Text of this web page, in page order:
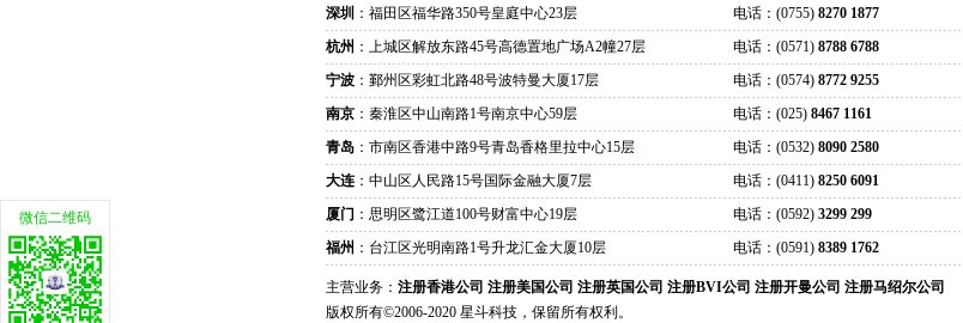
深圳 ：福田区福华路350号皇庭中心23层 电话：(0755) 8270 1877
杭州 ：上城区解放东路45号高德置地广场A2幢27层 电话：(0571) 8788 6788
宁波 ：鄞州区彩虹北路48号波特曼大厦17层 电话：(0574) 8772 9255
南京 ：秦淮区中山南路1号南京中心59层 电话：(025) 8467 1161
青岛 ：市南区香港中路9号青岛香格里拉中心15层 电话：(0532) 8090 2580
大连 ：中山区人民路15号国际金融大厦7层 电话：(0411) 8250 6091
厦门 ：思明区鹭江道100号财富中心19层 电话：(0592) 3299 299
福州 ：台江区光明南路1号升龙汇金大厦10层 电话：(0591) 8389 1762
主营业务： 注册香港公司 注册美国公司 注册英国公司 注册BVI公司 注册开曼公司 注册马绍尔公司
版权所有©2006-2020 星斗科技，保留所有权利。
微信二维码